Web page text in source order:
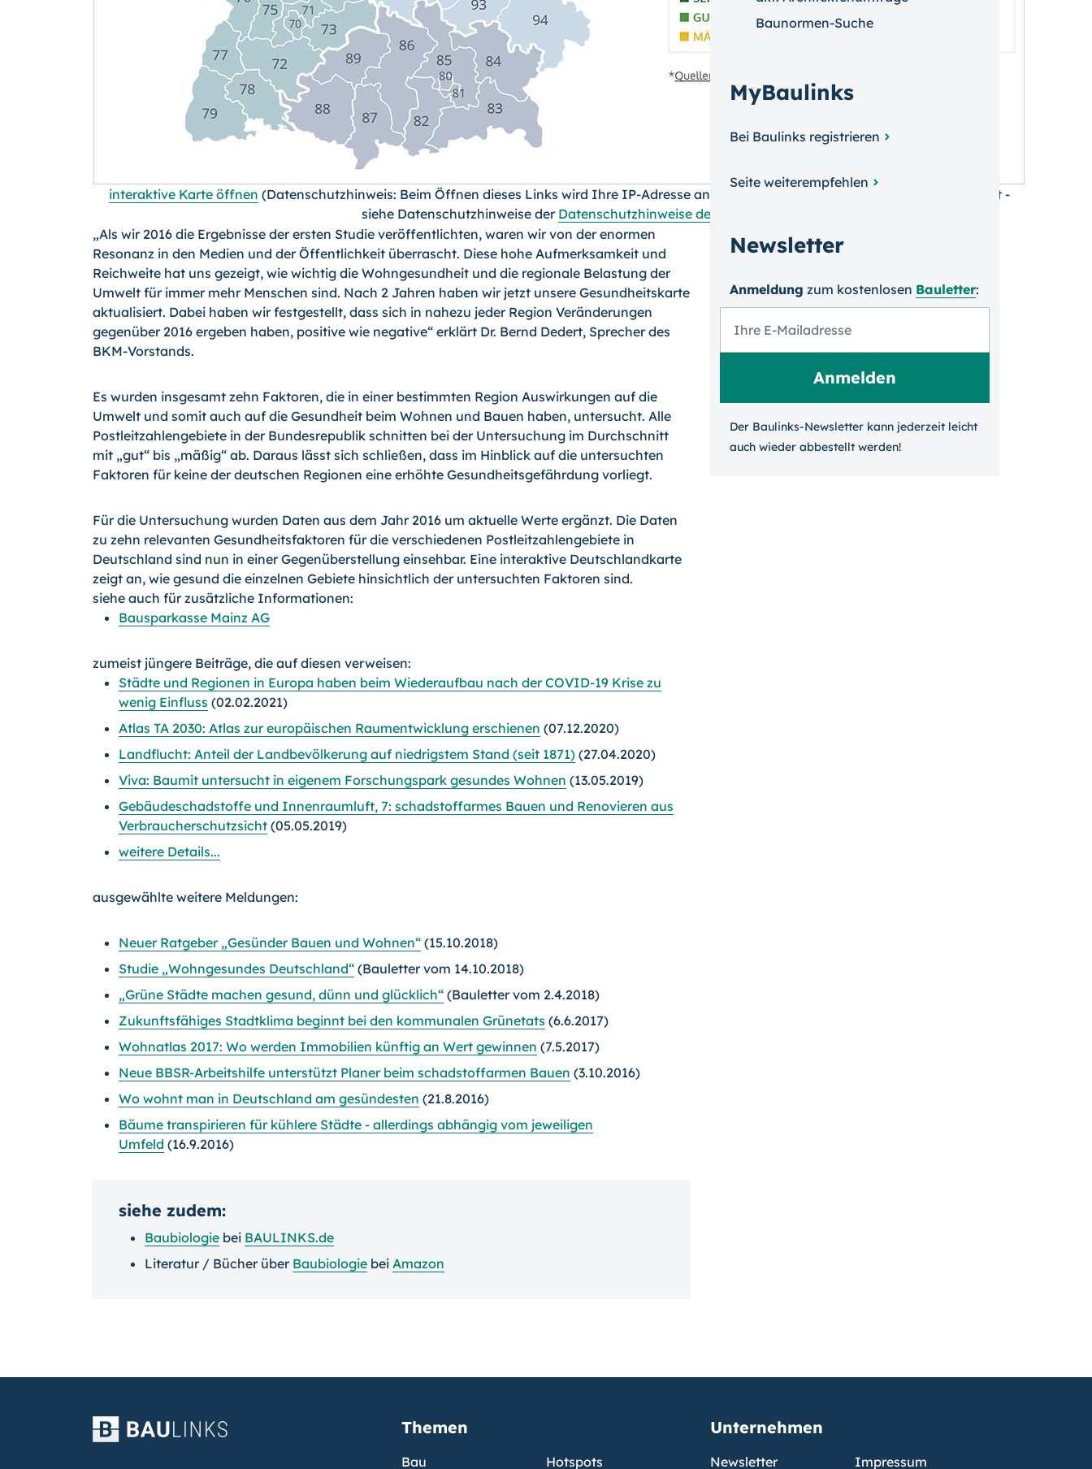
interaktive Karte öffnen (Datenschutzhinweis: Beim Öffnen dieses Links wird Ihre IP-Adresse an die Bausparkasse Mainz AG (BKM) übermittelt -
siehe Datenschutzhinweise der Datenschutzhinweise der BKM
„Als wir 2016 die Ergebnisse der ersten Studie veröffentlichten, waren wir von der enormen
Resonanz in den Medien und der Öffentlichkeit überrascht. Diese hohe Aufmerksamkeit und
Reichweite hat uns gezeigt, wie wichtig die Wohngesundheit und die regionale Belastung der
Umwelt für immer mehr Menschen sind. Nach 2 Jahren haben wir jetzt unsere Gesundheitskarte
aktualisiert. Dabei haben wir festgestellt, dass sich in nahezu jeder Region Veränderungen
gegenüber 2016 ergeben haben, positive wie negative“ erklärt Dr. Bernd Dedert, Sprecher des
BKM-Vorstands.
Es wurden insgesamt zehn Faktoren, die in einer bestimmten Region Auswirkungen auf die
Umwelt und somit auch auf die Gesundheit beim Wohnen und Bauen haben, untersucht. Alle
Postleitzahlengebiete in der Bundesrepublik schnitten bei der Untersuchung im Durchschnitt
mit „gut“ bis „mäßig“ ab. Daraus lässt sich schließen, dass im Hinblick auf die untersuchten
Faktoren für keine der deutschen Regionen eine erhöhte Gesundheitsgefährdung vorliegt.
Für die Untersuchung wurden Daten aus dem Jahr 2016 um aktuelle Werte ergänzt. Die Daten
zu zehn relevanten Gesundheitsfaktoren für die verschiedenen Postleitzahlengebiete in
Deutschland sind nun in einer Gegenüberstellung einsehbar. Eine interaktive Deutschlandkarte
zeigt an, wie gesund die einzelnen Gebiete hinsichtlich der untersuchten Faktoren sind.
siehe auch für zusätzliche Informationen:
Bausparkasse Mainz AG
zumeist jüngere Beiträge, die auf diesen verweisen:
Städte und Regionen in Europa haben beim Wiederaufbau nach der COVID-19 Krise zu
wenig Einfluss (02.02.2021)
Atlas TA 2030: Atlas zur europäischen Raumentwicklung erschienen (07.12.2020)
Landflucht: Anteil der Landbevölkerung auf niedrigstem Stand (seit 1871) (27.04.2020)
Viva: Baumit untersucht in eigenem Forschungspark gesundes Wohnen (13.05.2019)
Gebäudeschadstoffe und Innenraumluft, 7: schadstoffarmes Bauen und Renovieren aus
Verbraucherschutzsicht (05.05.2019)
weitere Details...
ausgewählte weitere Meldungen:
Neuer Ratgeber „Gesünder Bauen und Wohnen“ (15.10.2018)
Studie „Wohngesundes Deutschland“ (Bauletter vom 14.10.2018)
„Grüne Städte machen gesund, dünn und glücklich“ (Bauletter vom 2.4.2018)
Zukunftsfähiges Stadtklima beginnt bei den kommunalen Grünetats (6.6.2017)
Wohnatlas 2017: Wo werden Immobilien künftig an Wert gewinnen (7.5.2017)
Neue BBSR-Arbeitshilfe unterstützt Planer beim schadstoffarmen Bauen (3.10.2016)
Wo wohnt man in Deutschland am gesündesten (21.8.2016)
Bäume transpirieren für kühlere Städte - allerdings abhängig vom jeweiligen
Umfeld (16.9.2016)
siehe zudem:
Baubiologie bei BAULINKS.de
Literatur / Bücher über Baubiologie bei Amazon
Baunormen-Suche
MyBaulinks
Bei Baulinks registrieren
Seite weiterempfehlen
Newsletter
Anmeldung zum kosten­losen Bauletter:
Der Baulinks-Newsletter kann jeder­zeit leicht
auch wieder ab­bestellt werden!
Themen
Bau Hotspots
Unternehmen
Newsletter Impressum